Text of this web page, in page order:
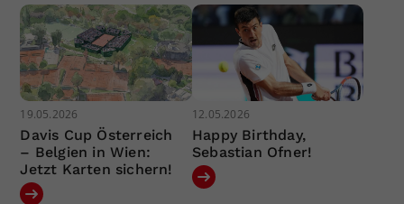
19.05.2026
Davis Cup Österreich
– Belgien in Wien:
Jetzt Karten sichern!
12.05.2026
Happy Birthday,
Sebastian Ofner!